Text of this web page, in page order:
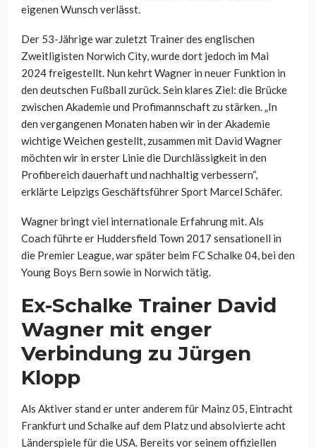
eigenen Wunsch verlässt.
Der 53-Jährige war zuletzt Trainer des englischen
Zweitligisten Norwich City, wurde dort jedoch im Mai
2024 freigestellt. Nun kehrt Wagner in neuer Funktion in
den deutschen Fußball zurück. Sein klares Ziel: die Brücke
zwischen Akademie und Profimannschaft zu stärken. „In
den vergangenen Monaten haben wir in der Akademie
wichtige Weichen gestellt, zusammen mit David Wagner
möchten wir in erster Linie die Durchlässigkeit in den
Profibereich dauerhaft und nachhaltig verbessern“,
erklärte Leipzigs Geschäftsführer Sport Marcel Schäfer.
Wagner bringt viel internationale Erfahrung mit. Als
Coach führte er Huddersfield Town 2017 sensationell in
die Premier League, war später beim FC Schalke 04, bei den
Young Boys Bern sowie in Norwich tätig.
Ex-Schalke Trainer David
Wagner mit enger
Verbindung zu Jürgen
Klopp
Als Aktiver stand er unter anderem für Mainz 05, Eintracht
Frankfurt und Schalke auf dem Platz und absolvierte acht
Länderspiele für die USA. Bereits vor seinem offiziellen